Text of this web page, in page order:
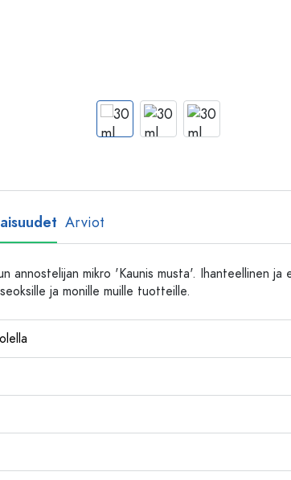
Muovipullot
Arviot
annostelijan mikro 'Kaunis musta'. Ihanteellinen
ja monille muille tuotteille.